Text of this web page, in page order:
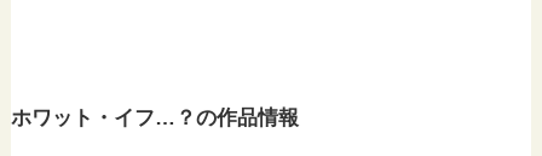
ホワット・イフ…？の作品情報